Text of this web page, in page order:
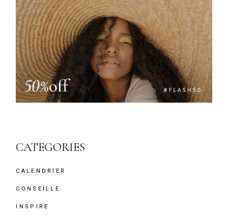
CATEGORIES
CALENDRIER
CONSEILLE
INSPIRE